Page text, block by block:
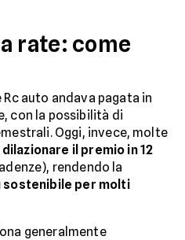
rate: come
auto andava pagata in
con la possibilità di
Oggi, invece, molte
dilazionare il premio in 12
rendendo la
sostenibile per molti
generalmente